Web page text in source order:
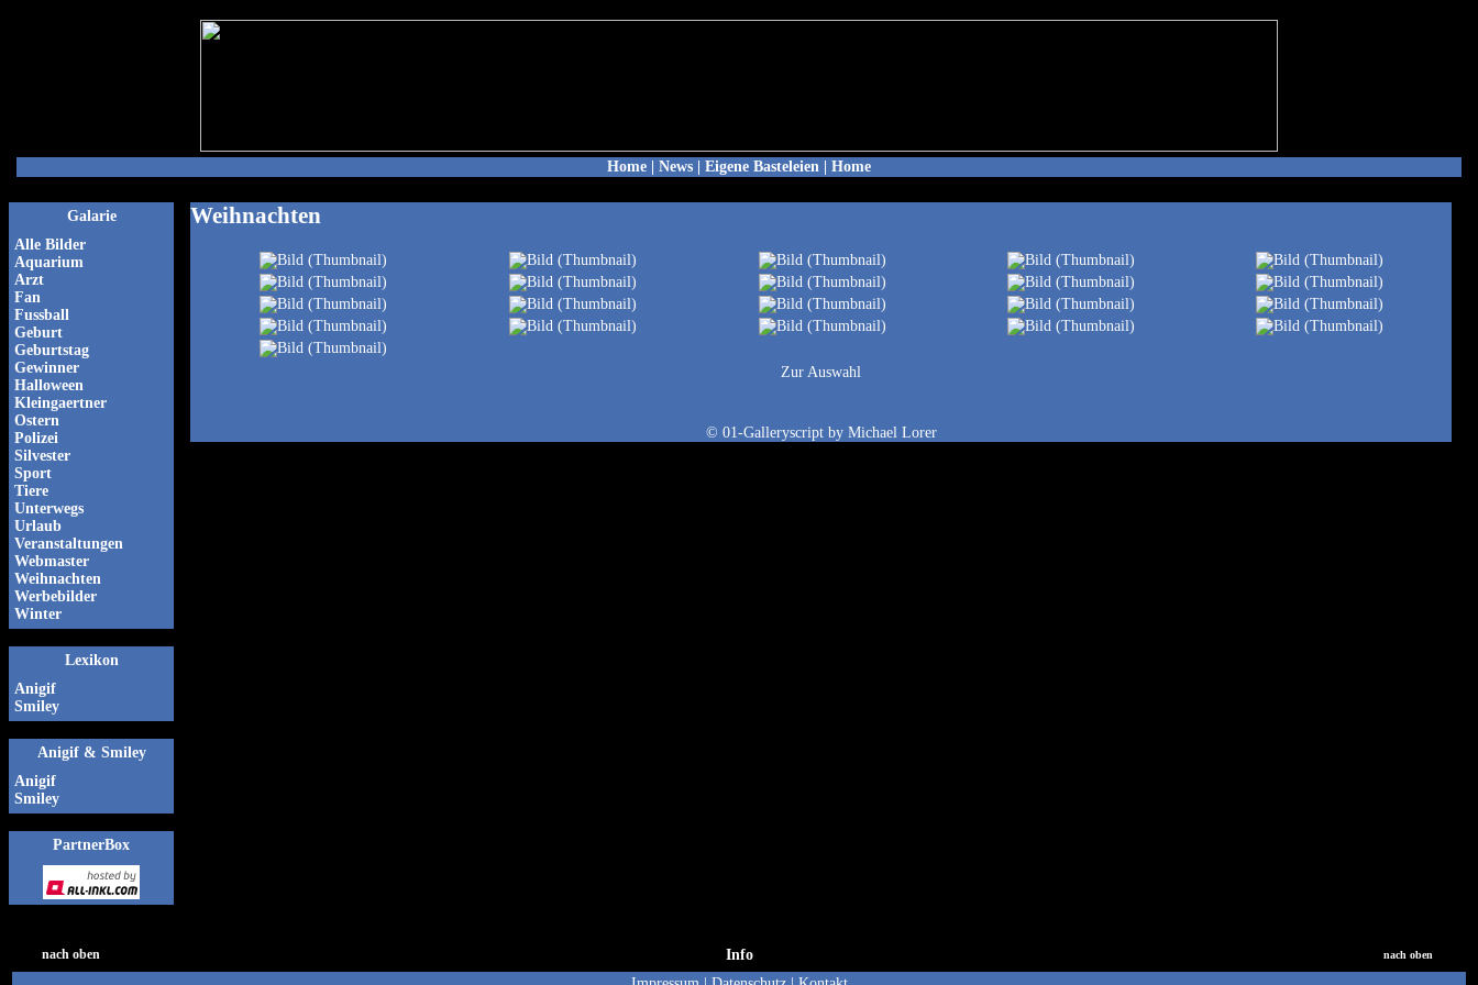
Home News Eigene Basteleien Home
Galarie
Alle Bilder
Aquarium
Arzt
Fan
Fussball
Geburt
Geburtstag
Gewinner
Halloween
Kleingaertner
Ostern
Polizei
Silvester
Sport
Tiere
Unterwegs
Urlaub
Veranstaltungen
Webmaster
Weihnachten
Werbebilder
Winter
Lexikon
Anigif
Smiley
Anigif & Smiley
Anigif
Smiley
PartnerBox
Weihnachten
Zur Auswahl
© 01-Galleryscriptby Michael Lorer
nach oben Info nach oben